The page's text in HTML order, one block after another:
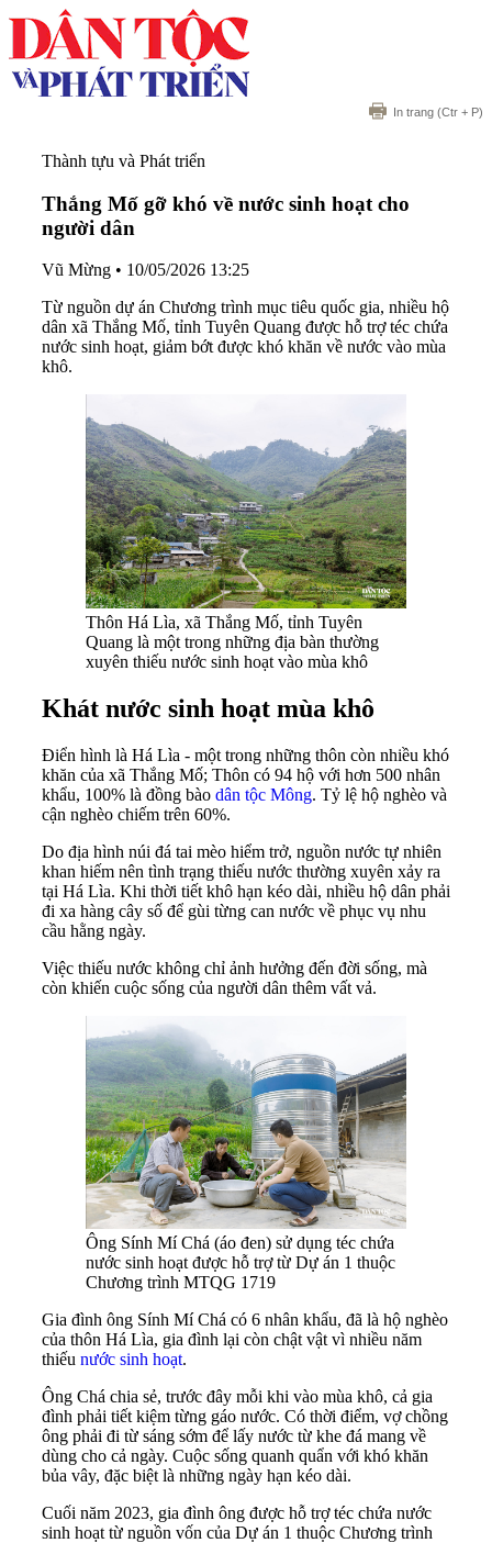
In trang (Ctr + P)
Thành tựu và Phát triển
Thắng Mố gỡ khó về nước sinh hoạt cho
người dân
Vũ Mừng • 10/05/2026 13:25
Từ nguồn dự án Chương trình mục tiêu quốc gia, nhiều hộ
dân xã Thắng Mố, tỉnh Tuyên Quang được hỗ trợ téc chứa
nước sinh hoạt, giảm bớt được khó khăn về nước vào mùa
khô.
Thôn Há Lìa, xã Thắng Mố, tỉnh Tuyên
Quang là một trong những địa bàn thường
xuyên thiếu nước sinh hoạt vào mùa khô
Khát nước sinh hoạt mùa khô
Điển hình là Há Lìa - một trong những thôn còn nhiều khó
khăn của xã Thắng Mố; Thôn có 94 hộ với hơn 500 nhân
khẩu, 100% là đồng bào dân tộc Mông. Tỷ lệ hộ nghèo và
cận nghèo chiếm trên 60%.
Do địa hình núi đá tai mèo hiểm trở, nguồn nước tự nhiên
khan hiếm nên tình trạng thiếu nước thường xuyên xảy ra
tại Há Lìa. Khi thời tiết khô hạn kéo dài, nhiều hộ dân phải
đi xa hàng cây số để gùi từng can nước về phục vụ nhu
cầu hằng ngày.
Việc thiếu nước không chỉ ảnh hưởng đến đời sống, mà
còn khiến cuộc sống của người dân thêm vất vả.
Ông Sính Mí Chá (áo đen) sử dụng téc chứa
nước sinh hoạt được hỗ trợ từ Dự án 1 thuộc
Chương trình MTQG 1719
Gia đình ông Sính Mí Chá có 6 nhân khẩu, đã là hộ nghèo
của thôn Há Lìa, gia đình lại còn chật vật vì nhiều năm
thiếu nước sinh hoạt.
Ông Chá chia sẻ, trước đây mỗi khi vào mùa khô, cả gia
đình phải tiết kiệm từng gáo nước. Có thời điểm, vợ chồng
ông phải đi từ sáng sớm để lấy nước từ khe đá mang về
dùng cho cả ngày. Cuộc sống quanh quẩn với khó khăn
bủa vây, đặc biệt là những ngày hạn kéo dài.
Cuối năm 2023, gia đình ông được hỗ trợ téc chứa nước
sinh hoạt từ nguồn vốn của Dự án 1 thuộc Chương trình